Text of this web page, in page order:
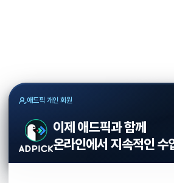
애드픽 개인 회원
이제 애드픽과 함께
온라인에서 지속적인 수